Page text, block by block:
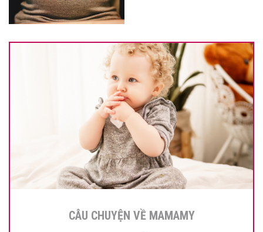
CÂU CHUYỆN VỀ MAMAMY